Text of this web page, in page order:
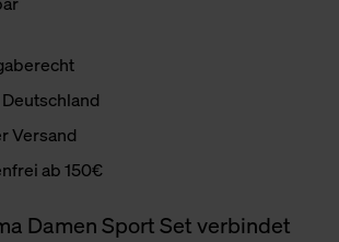
Versand
ab 150€
Damen Sport Set verbindet